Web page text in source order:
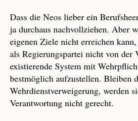
Dass die Neos lieber ein
ja durchaus nachvollziehen. Aber
eigenen Ziele nicht erreichen
als Regierungspartei nicht von der
existierende System mit
bestmöglich aufzustellen. Bleiben
Wehrdienstverweigerung, werden
Verantwortung nicht gerecht.